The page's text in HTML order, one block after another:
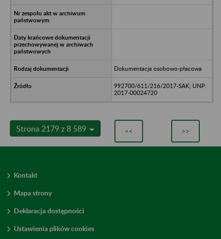
Dokumentacja osobowo-płacowa
992700/611/216/2017-SAK; UNP:
2017-00024720
Strona 2179 z 8 589 << >>
Kontakt
Mapa strony
Deklaracja dostępności
Ustawienia plików cookies